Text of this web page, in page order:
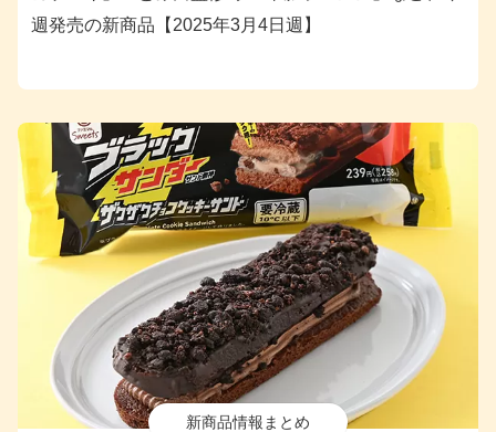
週発売の新商品【2025年3月4日週】
新商品情報まとめ